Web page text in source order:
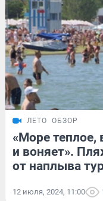
ЛЕТО ОБЗОР
«Море
и воняет».
от наплыва
12 июля, 2024, 11:00